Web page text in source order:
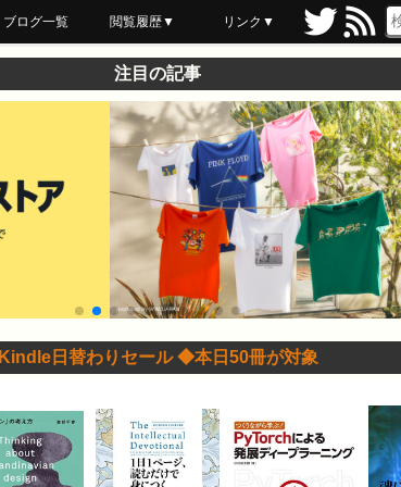
ブログ一覧 閲覧履歴▼
最近読んだ
あとで読む
ブックマーク
リンク▼
注目の記事
Kindle日替わりセール ◆本日50冊が対象